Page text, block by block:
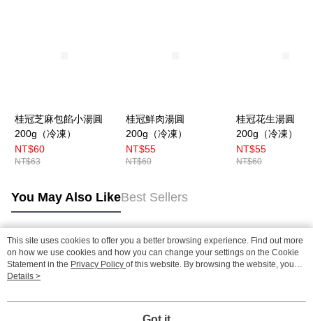
桂冠芝麻包餡小湯圓
200g（冷凍）
NT$60
NT$63
桂冠鮮肉湯圓
200g（冷凍）
NT$55
NT$60
桂冠花生湯圓
200g（冷凍）
NT$55
NT$60
You May Also LikeBest Sellers
Popular Tags
This site uses cookies to offer you a better browsing experience. Find out more
on how we use cookies and how you can change your settings on the Cookie
Statement in the Privacy Policy of this website. By browsing the website, you
agree to our use of cookies as described in our Cookie Statement.
Details >